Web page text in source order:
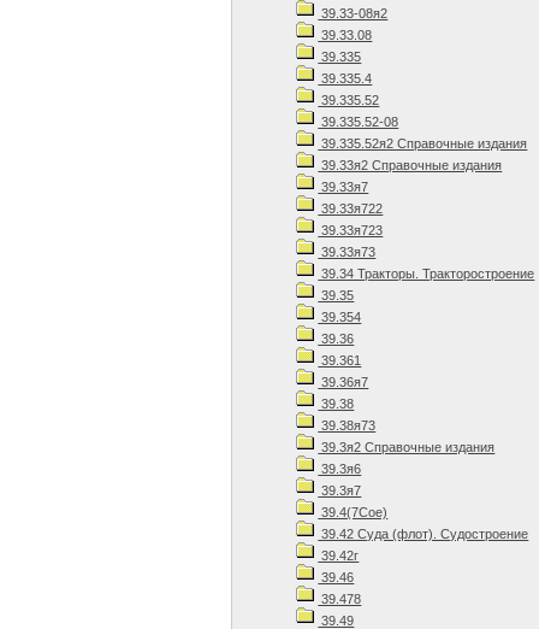
39.33-08я2
39.33.08
39.335
39.335.4
39.335.52
39.335.52-08
39.335.52я2 Справочные издания
39.33я2 Справочные издания
39.33я7
39.33я722
39.33я723
39.33я73
39.34 Тракторы. Тракторостроение
39.35
39.354
39.36
39.361
39.36я7
39.38
39.38я73
39.3я2 Справочные издания
39.3я6
39.3я7
39.4(7Сое)
39.42 Суда (флот). Судостроение
39.42г
39.46
39.478
39.49